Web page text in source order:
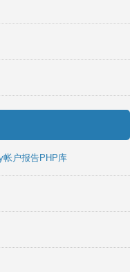
帐户报告PHP库